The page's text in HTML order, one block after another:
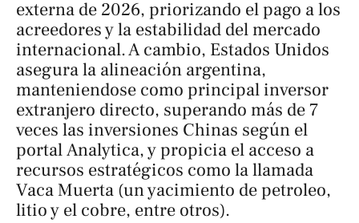
externa de 2026, priorizando el pago a los
acreedores y la estabilidad del mercado
internacional. A cambio, Estados Unidos
asegura la alineación argentina,
manteniendose como principal inversor
extranjero directo, superando más de 7
veces las inversiones Chinas según el
portalAnalytica, y propicia el acceso a
recursos estratégicos como la llamada
Vaca Muerta (un yacimiento de petroleo,
litio y el cobre, entre otros).